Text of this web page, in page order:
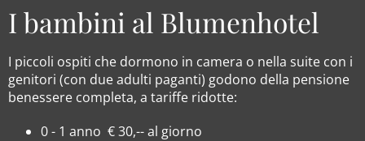
I bambini al Blumenhotel
I piccoli ospiti che dormono in camera o nella suite con i
genitori (con due adulti paganti) godono della pensione
benessere completa, a tariffe ridotte:
0 - 1 anno € 30,-- al giorno